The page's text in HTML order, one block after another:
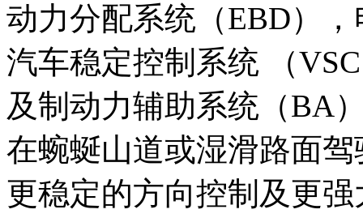
动力分配系统（EBD）
汽车稳定控制系统 （
及制动力辅助系统（BA
在蜿蜒山道或湿滑路面
更稳定的方向控制及更